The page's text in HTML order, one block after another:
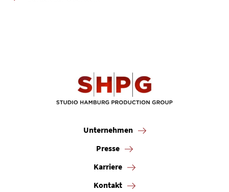
Unternehmen
Presse
Karriere
Kontakt